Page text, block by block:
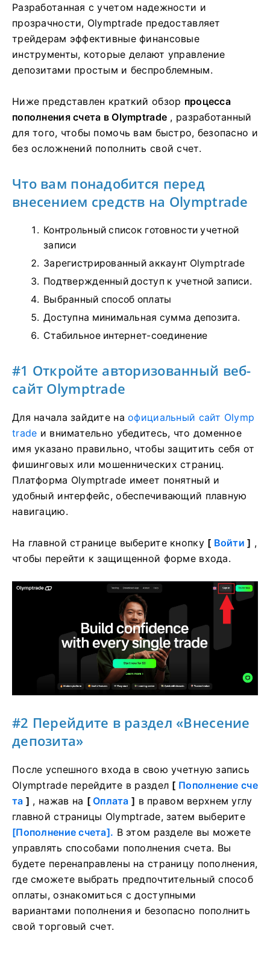
Разработанная с учетом надежности и
прозрачности, Olymptrade предоставляет
трейдерам эффективные финансовые
инструменты, которые делают управление
депозитами простым и беспроблемным.
Ниже представлен краткий обзор процесса
пополнения счета в Olymptrade , разработанный
для того, чтобы помочь вам быстро, безопасно и
без осложнений пополнить свой счет.
Что вам понадобится перед
внесением средств на Olymptrade
Контрольный список готовности учетной
записи
Зарегистрированный аккаунт Olymptrade
Подтвержденный доступ к учетной записи.
Выбранный способ оплаты
Доступна минимальная сумма депозита.
Стабильное интернет-соединение
#1 Откройте авторизованный веб-
сайт Olymptrade
Для начала зайдите наофициальный сайт Olymp
trade и внимательно убедитесь, что доменное
имя указано правильно, чтобы защитить себя от
фишинговых или мошеннических страниц.
Платформа Olymptrade имеет понятный и
удобный интерфейс, обеспечивающий плавную
навигацию.
На главной странице выберите кнопку [ Войти ] ,
чтобы перейти к защищенной форме входа.
#2 Перейдите в раздел «Внесение
депозита»
После успешного входа в свою учетную запись
Olymptrade перейдите в раздел [ Пополнение сче
та ] , нажав на [Оплата ] в правом верхнем углу
главной страницы Olymptrade, затем выберите
[Пополнение счета]. В этом разделе вы можете
управлять способами пополнения счета. Вы
будете перенаправлены на страницу пополнения,
где сможете выбрать предпочтительный способ
оплаты, ознакомиться с доступными
вариантами пополнения и безопасно пополнить
свой торговый счет.